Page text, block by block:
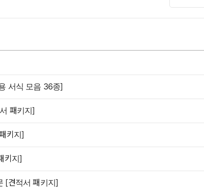
서식 모음 36종]
패키지]
키지]
키지]
[견적서 패키지]